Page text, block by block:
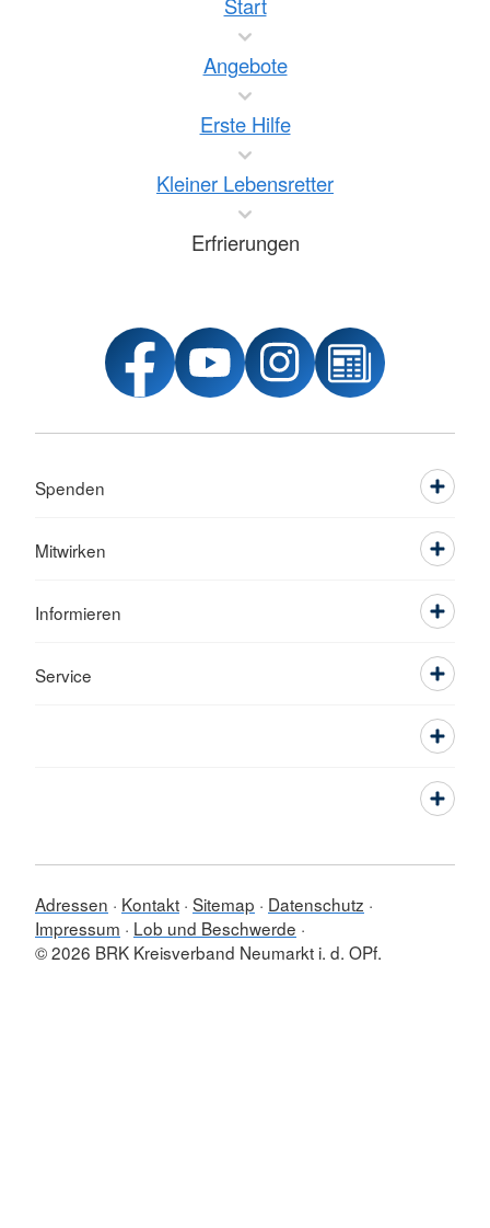
Angebote
Erste Hilfe
Kleiner Lebensretter
Erfrierungen
Spenden
Mitwirken
Informieren
Service
Adressen Kontakt Sitemap
Datenschutz
Impressum
Lob und Beschwerde
© 2026 BRK Kreisverband Neumarkt i. d. OPf.